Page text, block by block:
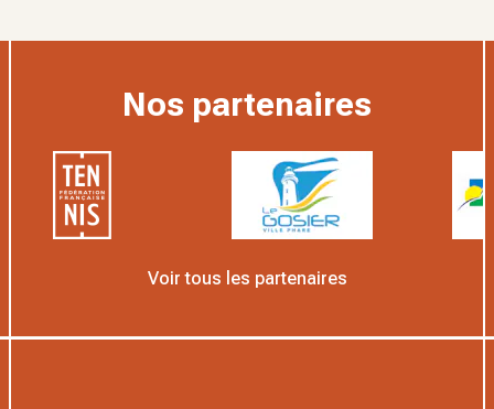
Nos partenaires
Voir tous les partenaires